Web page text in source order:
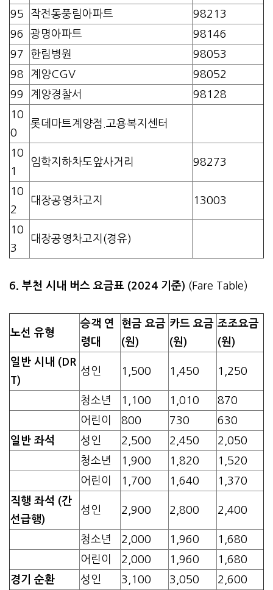
95
작전동풍림아파트
98213
96
광명아파트
98146
97
한림병원
98053
98
계양CGV
98052
99
계양경찰서
98128
10
0
롯데마트계양점.고용복지센터
10
1
임학지하차도앞사거리 98273
10
2
대장공영차고지 13003
10
3
대장공영차고지(경유)
6. 부천 시내 버스 요금표 (2024 기준) (Fare Table)
노선 유형
승객 연
령대
현금 요금
(원)
카드 요금
(원)
조조요금
(원)
일반 시내 (DR
T)
성인 1,500 1,450 1,250
청소년 1,100 1,010
870
어린이
800 730
630
일반 좌석
성인 2,500 2,450
2,050
청소년
1,900 1,820
1,520
어린이
1,700 1,640
1,370
직행 좌석 (간
선급행)
성인 2,900 2,800 2,400
청소년 2,000 1,960
1,680
어린이
2,000 1,960
1,680
경기 순환
성인 3,100 3,050 2,600